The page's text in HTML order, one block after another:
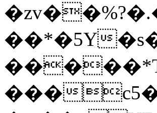
��*�5Y
���